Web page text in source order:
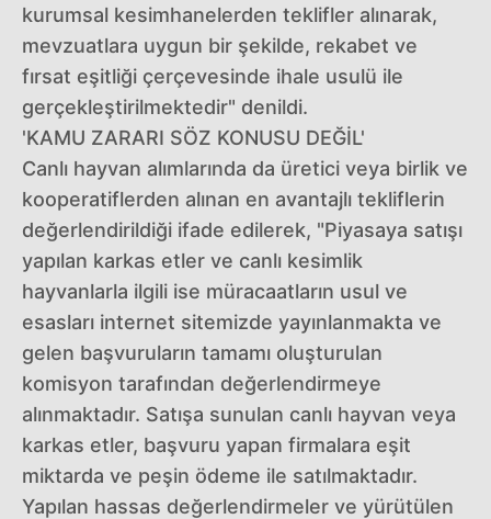
kurumsal kesimhanelerden teklifler alınarak,
mevzuatlara uygun bir şekilde, rekabet ve
fırsat eşitliği çerçevesinde ihale usulü ile
gerçekleştirilmektedir" denildi.
'KAMU ZARARI SÖZ KONUSU DEĞİL'
Canlı hayvan alımlarında da üretici veya birlik ve
kooperatiflerden alınan en avantajlı tekliflerin
değerlendirildiği ifade edilerek, "Piyasaya satışı
yapılan karkas etler ve canlı kesimlik
hayvanlarla ilgili ise müracaatların usul ve
esasları internet sitemizde yayınlanmakta ve
gelen başvuruların tamamı oluşturulan
komisyon tarafından değerlendirmeye
alınmaktadır. Satışa sunulan canlı hayvan veya
karkas etler, başvuru yapan firmalara eşit
miktarda ve peşin ödeme ile satılmaktadır.
Yapılan hassas değerlendirmeler ve yürütülen